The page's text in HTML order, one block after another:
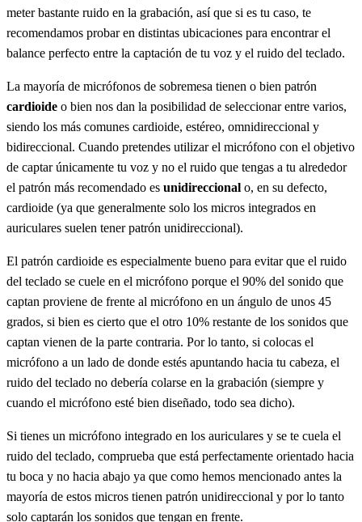
meter bastante ruido en la grabación, así que si es tu caso, te
recomendamos probar en distintas ubicaciones para encontrar el
balance perfecto entre la captación de tu voz y el ruido del teclado.
La mayoría de micrófonos de sobremesa tienen o bien patrón
cardioide o bien nos dan la posibilidad de seleccionar entre varios,
siendo los más comunes cardioide, estéreo, omnidireccional y
bidireccional. Cuando pretendes utilizar el micrófono con el objetivo
de captar únicamente tu voz y no el ruido que tengas a tu alrededor
el patrón más recomendado es unidireccional o, en su defecto,
cardioide (ya que generalmente solo los micros integrados en
auriculares suelen tener patrón unidireccional).
El patrón cardioide es especialmente bueno para evitar que el ruido
del teclado se cuele en el micrófono porque el 90% del sonido que
captan proviene de frente al micrófono en un ángulo de unos 45
grados, si bien es cierto que el otro 10% restante de los sonidos que
captan vienen de la parte contraria. Por lo tanto, si colocas el
micrófono a un lado de donde estés apuntando hacia tu cabeza, el
ruido del teclado no debería colarse en la grabación (siempre y
cuando el micrófono esté bien diseñado, todo sea dicho).
Si tienes un micrófono integrado en los auriculares y se te cuela el
ruido del teclado, comprueba que está perfectamente orientado hacia
tu boca y no hacia abajo ya que como hemos mencionado antes la
mayoría de estos micros tienen patrón unidireccional y por lo tanto
solo captarán los sonidos que tengan en frente.